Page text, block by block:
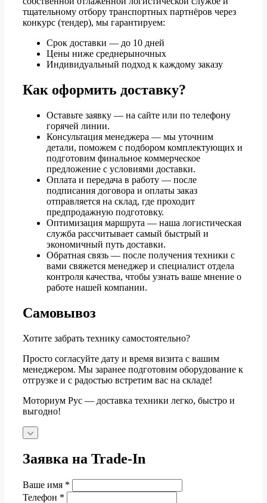
тщательному отбору транспортных партнёров через
конкурс (тендер), мы гарантируем:
Срок доставки — до 10 дней
Цены ниже среднерыночных
Индивидуальный подход к каждому заказу
Как оформить доставку?
Оставьте заявку — на сайте или по телефону
горячей линии.
Консультация менеджера — мы уточним
детали, поможем с подбором комплектующих и
подготовим финальное коммерческое
предложение с условиями доставки.
Оплата и передача в работу — после
подписания договора и оплаты заказ
отправляется на склад, где проходит
предпродажную подготовку.
Оптимизация маршрута — наша логистическая
служба рассчитывает самый быстрый и
экономичный путь доставки.
Обратная связь — после получения техники с
вами свяжется менеджер и специалист отдела
контроля качества, чтобы узнать ваше мнение о
работе нашей компании.
Самовывоз
Хотите забрать технику самостоятельно?
Просто согласуйте дату и время визита с вашим
менеджером. Мы заранее подготовим оборудование к
отгрузке и с радостью встретим вас на складе!
Моториум Рус — доставка техники легко, быстро и
выгодно!
Заявка на Trade-In
Ваше имя *
Телефон *